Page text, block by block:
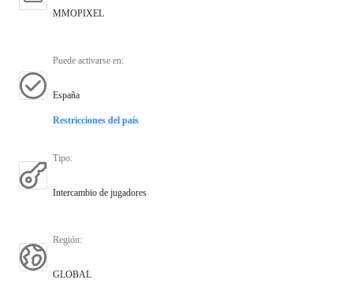
MMOPIXEL
Puede activarse en:
España
Restricciones del país
Tipo:
Intercambio de jugadores
Región:
GLOBAL